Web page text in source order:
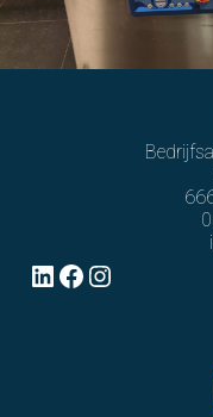
LinkedIn
Facebook
Instagram